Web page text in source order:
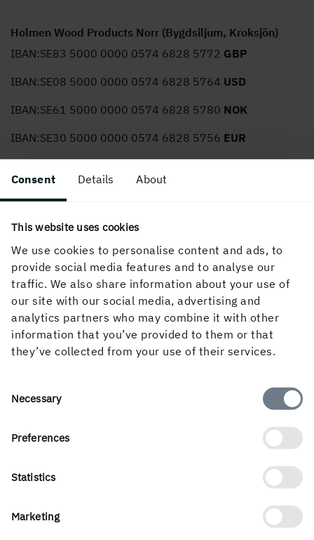
Consent Details About
This website uses cookies
We use cookies to personalise content and ads, to
provide social media features and to analyse our
traffic. We also share information about your use of
our site with our social media, advertising and
analytics partners who may combine it with other
information that you’ve provided to them or that
they’ve collected from your use of their services.
Consent
Necessary
Preferences
Statistics
Marketing
Holmen Wood Products Norr (Bygdsiljum, Kroksjön)
IBAN:SE83 5000 0000 0574 6828 5772 GBP
IBAN:SE08 5000 0000 0574 6828 5764 USD
IBAN:SE61 5000 0000 0574 6828 5780 NOK
IBAN:SE30 5000 0000 0574 6828 5756 EUR
Swift/BIC Code: ESSESESSXXX
PUBLICERAD
23 augusti, 2024
Om Holmen Trävaror